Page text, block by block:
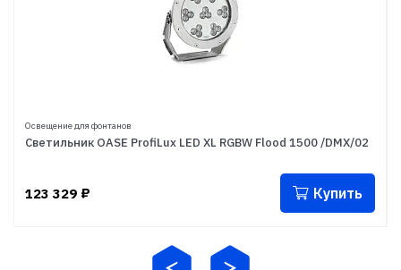
Освещение для фонтанов
Светильник OASE ProfiLux LED XL RGBW Flood 1500 /DMX/02
123 329 ₽ Купить